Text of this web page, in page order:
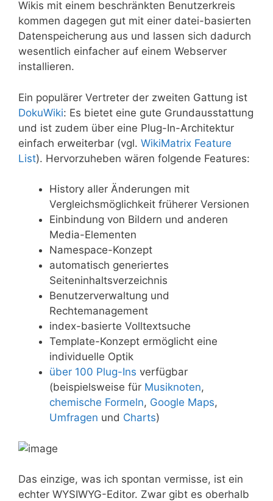
Wikis mit einem beschränkten Benutzerkreis
kommen dagegen gut mit einer datei-basierten
Datenspeicherung aus und lassen sich dadurch
wesentlich einfacher auf einem Webserver
installieren.
Ein populärer Vertreter der zweiten Gattung ist
DokuWiki: Es bietet eine gute Grundausstattung
und ist zudem über eine Plug-In-Architektur
einfach erweiterbar (vgl. WikiMatrix Feature
List). Hervorzuheben wären folgende Features:
History aller Änderungen mit
Vergleichsmöglichkeit früherer Versionen
Einbindung von Bildern und anderen
Media-Elementen
Namespace-Konzept
automatisch generiertes
Seiteninhaltsverzeichnis
Benutzerverwaltung und
Rechtemanagement
index-basierte Volltextsuche
Template-Konzept ermöglicht eine
individuelle Optik
über 100 Plug-Ins verfügbar
(beispielsweise für Musiknoten,
chemische Formeln, Google Maps,
Umfragen und Charts)
Das einzige, was ich spontan vermisse, ist ein
echter WYSIWYG-Editor. Zwar gibt es oberhalb